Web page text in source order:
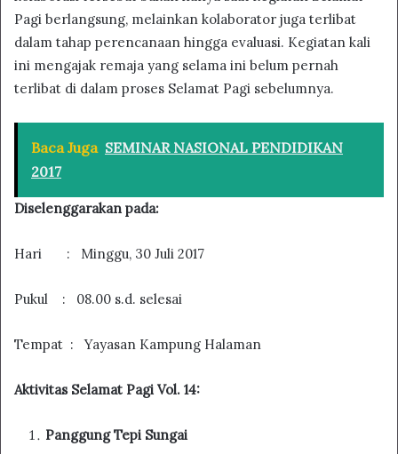
Pagi berlangsung, melainkan kolaborator juga terlibat
dalam tahap perencanaan hingga evaluasi. Kegiatan kali
ini mengajak remaja yang selama ini belum pernah
terlibat di dalam proses Selamat Pagi sebelumnya.
Baca Juga SEMINAR NASIONAL PENDIDIKAN
2017
Diselenggarakan pada:
Hari : Minggu, 30 Juli 2017
Pukul : 08.00 s.d. selesai
Tempat : Yayasan Kampung Halaman
AktivitasSelamat Pagi Vol. 14:
Panggung Tepi Sungai